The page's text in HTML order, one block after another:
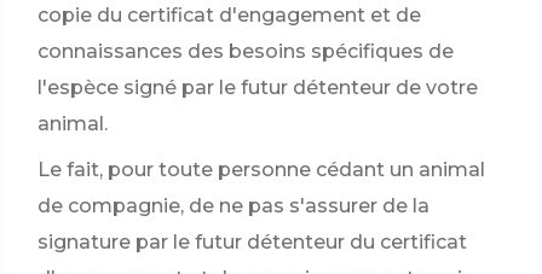
copie du certificat d'engagement et de
connaissances des besoins spécifiques de
l'espèce signé par le futur détenteur de votre
animal.
Le fait, pour toute personne cédant un animal
de compagnie, de ne pas s'assurer de la
signature par le futur détenteur du certificat